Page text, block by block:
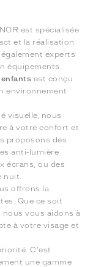
est spécialisée
et la réalisation
experts
équipements
enfants est conçu
environnement
visuelle, nous
à votre confort et
proposons des
anti-lumière
écrans, ou des
nuit.
offrons la
Que ce soit
nous vous aidons à
à votre visage et
C'est
une gamme